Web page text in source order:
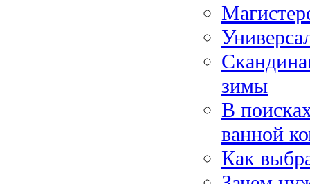
зимы
В
ванной
Как